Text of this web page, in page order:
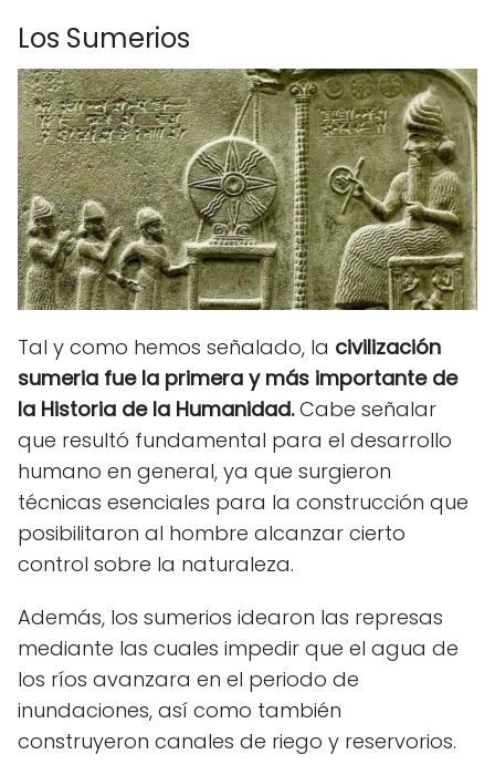
Los Sumerios
Tal y como hemos señalado, la civilización
sumeria fue la primera y más importante de
la Historia de la Humanidad.Cabe señalar
que resultó fundamental para el desarrollo
humano en general, ya que surgieron
técnicas esenciales para la construcción que
posibilitaron al hombre alcanzar cierto
control sobre la naturaleza.
Además, los sumerios idearon las represas
mediante las cuales impedir que el agua de
los ríos avanzara en el periodo de
inundaciones, así como también
construyeron canales de riego y reservorios.